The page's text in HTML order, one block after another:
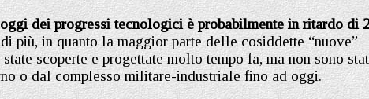
dei progressi tecnologici è probabilmente in ritardo di
più, in quanto la maggior parte delle cosiddette “nuove”
scoperte e progettate molto tempo fa, ma non sono
o dal complesso militare-industriale fino ad oggi.